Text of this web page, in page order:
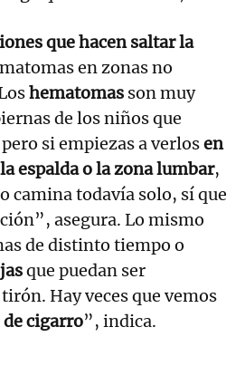
que hacen saltar la
en zonas no
hematomas son muy
de los niños que
si empiezas a verlosen
espalda o la zona lumbar,
camina todavía solo, sí que
asegura. Lo mismo
de distinto tiempo o
que puedan ser
Hay veces que vemos
cigarro”, indica.